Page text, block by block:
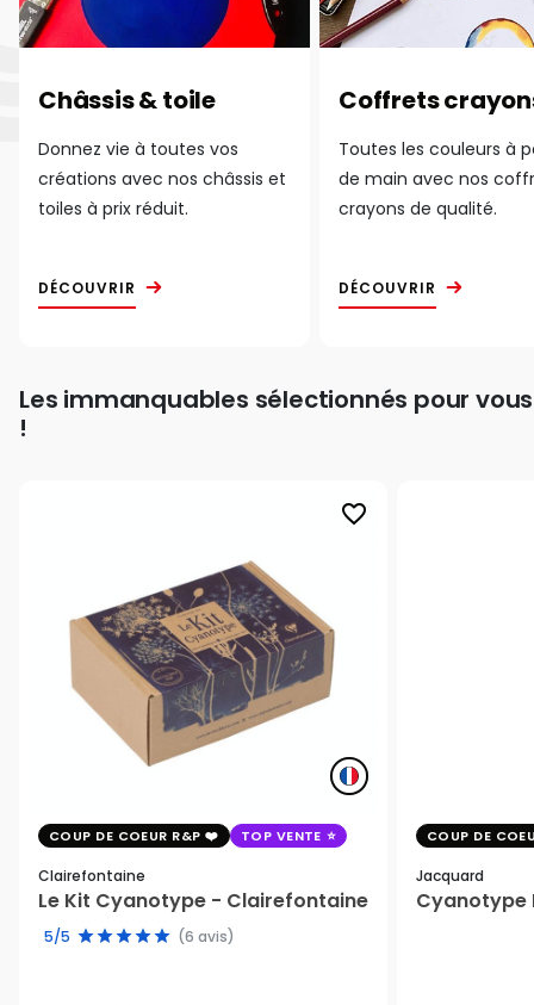
Châssis & toile
Donnez vie à toutes vos
créations avec nos châssis et
toiles à prix réduit.
DÉCOUVRIR
Coffrets
Toutes les couleurs à
de main avec nos
crayons de qualité.
DÉCOUVRIR
Les immanquables sélectionnés pour vous
!
favorite_border
COUP DE COEUR R&P TOP VENTE
Clairefontaine
Le Kit Cyanotype - Clairefontaine
5/5 (6 avis)
COUP DE
Jacquard
Cyanotype